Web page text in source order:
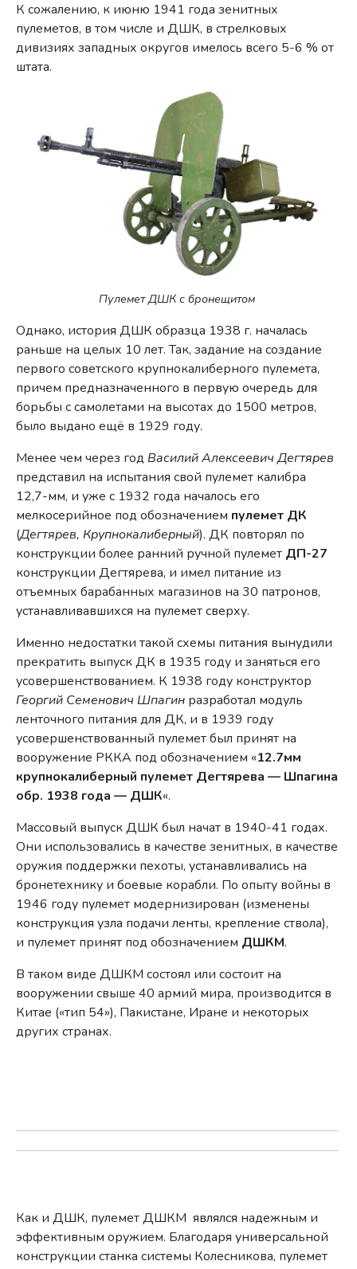
К сожалению, к июню 1941 года зенитных
пулеметов, в том числе и ДШК, в стрелковых
дивизиях западных округов имелось всего 5-6 % от
штата.
Пулемет ДШК с бронещитом
Однако, история ДШК образца 1938 г. началась
раньше на целых 10 лет. Так, задание на создание
первого советского крупнокалиберного пулемета,
причем предназначенного в первую очередь для
борьбы с самолетами на высотах до 1500 метров,
было выдано ещё в 1929 году.
Менее чем через год Василий Алексеевич Дегтярев
представил на испытания свой пулемет калибра
12,7-мм, и уже с 1932 года началось его
мелкосерийное под обозначением пулемет ДК
(Дегтярев, Крупнокалиберный). ДК повторял по
конструкции более ранний ручной пулемет ДП-27
конструкции Дегтярева, и имел питание из
отъемных барабанных магазинов на 30 патронов,
устанавливавшихся на пулемет сверху.
Именно недостатки такой схемы питания вынудили
прекратить выпуск ДК в 1935 году и заняться его
усовершенствованием. К 1938 году конструктор
Георгий Семенович Шпагин разработал модуль
ленточного питания для ДК, и в 1939 году
усовершенствованный пулемет был принят на
вооружение РККА под обозначением «12.7мм
крупнокалиберный пулемет Дегтярева — Шпагина
обр. 1938 года — ДШК«.
Массовый выпуск ДШК был начат в 1940-41 годах.
Они использовались в качестве зенитных, в качестве
оружия поддержки пехоты, устанавливались на
бронетехнику и боевые корабли. По опыту войны в
1946 году пулемет модернизирован (изменены
конструкция узла подачи ленты, крепление ствола),
и пулемет принят под обозначением ДШКМ.
В таком виде ДШКМ состоял или состоит на
вооружении свыше 40 армий мира, производится в
Китае («тип 54»), Пакистане, Иране и некоторых
других странах.
Как и ДШК, пулемет ДШКМ являлся надежным и
эффективным оружием. Благодаря универсальной
конструкции станка системы Колесникова, пулемет